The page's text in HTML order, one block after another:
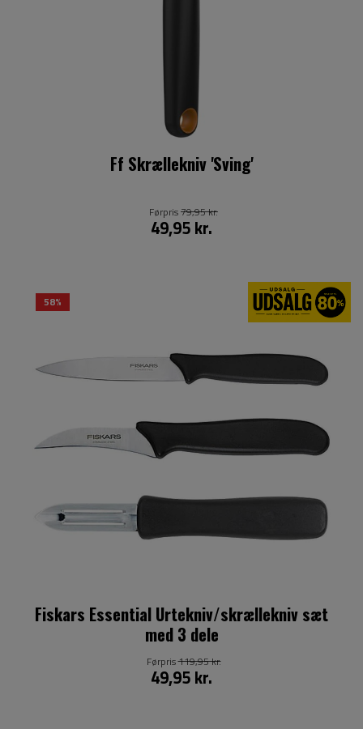
Ff Skrællekniv 'Sving'
49,95 kr.
Førpris79,95 kr.
58%
Fiskars Essential Urtekniv/skrællekniv sæt
med 3 dele
49,95 kr.
Førpris119,95 kr.